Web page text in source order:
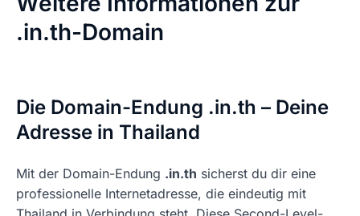
.in.th-Domain
Die Domain-Endung .in.th – Deine
Adresse in Thailand
Mit der Domain-Endung .in.th sicherst du dir eine
professionelle Internetadresse, die eindeutig mit